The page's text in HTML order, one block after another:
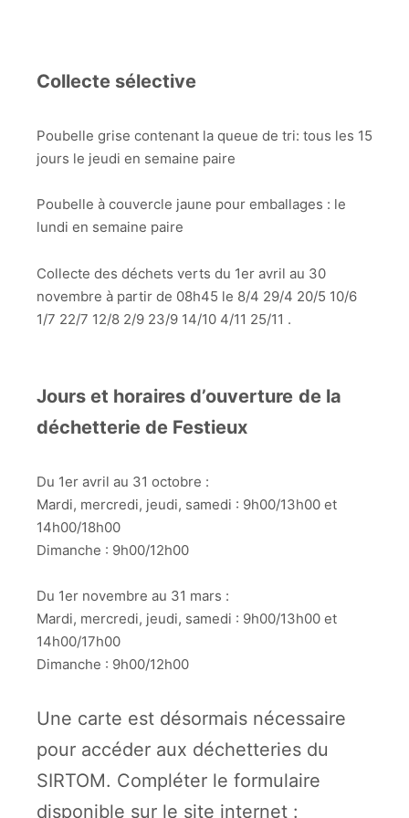
Collecte sélective
Poubelle grise contenant la queue de tri: tous les 15
jours le jeudi en semaine paire
Poubelle à couvercle jaune pour emballages : le
lundi en semaine paire
Collecte des déchets verts du 1er avril au 30
novembre à partir de 08h45 le 8/4 29/4 20/5 10/6
1/7 22/7 12/8 2/9 23/9 14/10 4/11 25/11 .
Jours et horaires d’ouverture de la
déchetterie de Festieux
Du 1er avril au 31 octobre :
Mardi, mercredi, jeudi, samedi : 9h00/13h00 et
14h00/18h00
Dimanche : 9h00/12h00
Du 1er novembre au 31 mars :
Mardi, mercredi, jeudi, samedi : 9h00/13h00 et
14h00/17h00
Dimanche : 9h00/12h00
Une carte est désormais nécessaire
pour accéder aux déchetteries du
SIRTOM. Compléter le formulaire
disponible sur le site internet :